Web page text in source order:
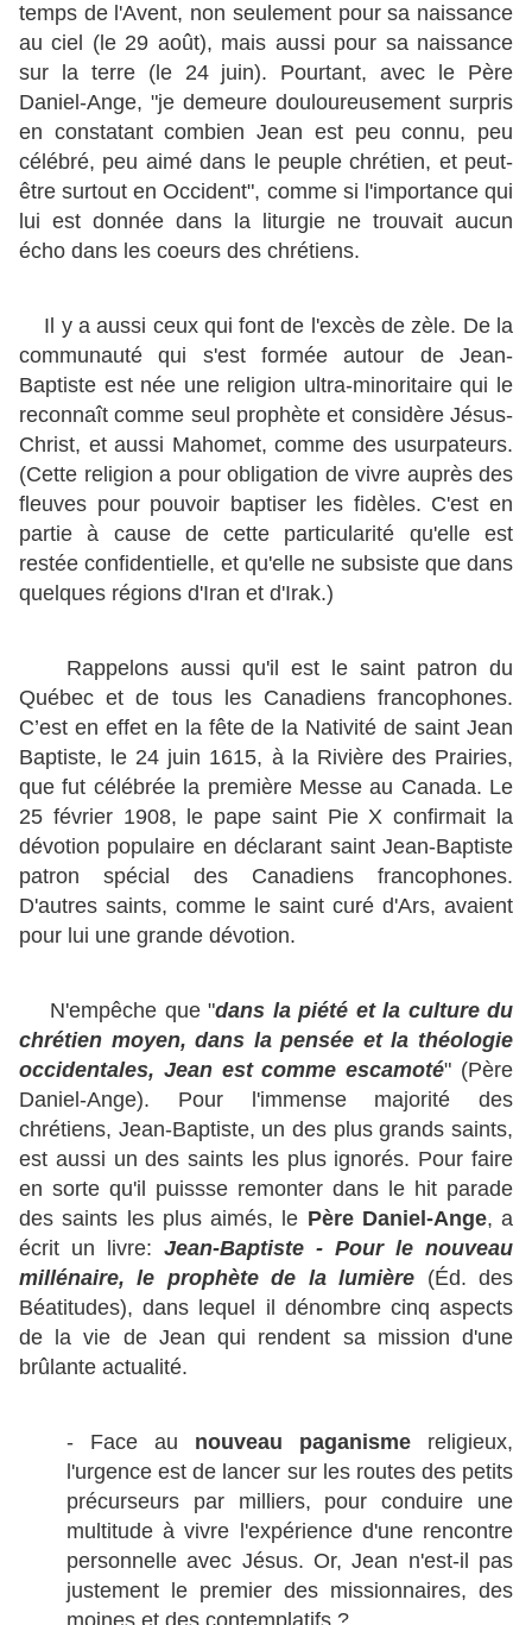
temps de l'Avent, non seulement pour sa naissance
au ciel (le 29 août), mais aussi pour sa naissance
sur la terre (le 24 juin). Pourtant, avec le Père
Daniel-Ange, "je demeure douloureusement surpris
en constatant combien Jean est peu connu, peu
célébré, peu aimé dans le peuple chrétien, et peut-
être surtout en Occident", comme si l'importance qui
lui est donnée dans la liturgie ne trouvait aucun
écho dans les coeurs des chrétiens.
Il y a aussi ceux qui font de l'excès de zèle. De la
communauté qui s'est formée autour de Jean-
Baptiste est née une religion ultra-minoritaire qui le
reconnaît comme seul prophète et considère Jésus-
Christ, et aussi Mahomet, comme des usurpateurs.
(Cette religion a pour obligation de vivre auprès des
fleuves pour pouvoir baptiser les fidèles. C'est en
partie à cause de cette particularité qu'elle est
restée confidentielle, et qu'elle ne subsiste que dans
quelques régions d'Iran et d'Irak.)
Rappelons aussi qu'il est le saint patron du
Québec et de tous les Canadiens francophones.
C’est en effet en la fête de la Nativité de saint Jean
Baptiste, le 24 juin 1615, à la Rivière des Prairies,
que fut célébrée la première Messe au Canada. Le
25 février 1908, le pape saint Pie X confirmait la
dévotion populaire en déclarant saint Jean-Baptiste
patron spécial des Canadiens francophones.
D'autres saints, comme le saint curé d'Ars, avaient
pour lui une grande dévotion.
N'empêche que "dans la piété et la culture du
chrétien moyen, dans la pensée et la théologie
occidentales, Jean est comme escamoté" (Père
Daniel-Ange). Pour l'immense majorité des
chrétiens, Jean-Baptiste, un des plus grands saints,
est aussi un des saints les plus ignorés. Pour faire
en sorte qu'il puissse remonter dans le hit parade
des saints les plus aimés, le Père Daniel-Ange, a
écrit un livre: Jean-Baptiste - Pour le nouveau
millénaire, le prophète de la lumière (Éd. des
Béatitudes), dans lequel il dénombre cinq aspects
de la vie de Jean qui rendent sa mission d'une
brûlante actualité.
- Face au nouveau paganisme religieux,
l'urgence est de lancer sur les routes des petits
précurseurs par milliers, pour conduire une
multitude à vivre l'expérience d'une rencontre
personnelle avec Jésus. Or, Jean n'est-il pas
justement le premier des missionnaires, des